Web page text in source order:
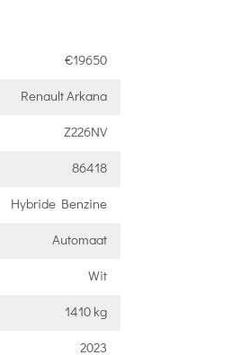
€19650
Renault Arkana
Z226NV
86418
Hybride Benzine
Automaat
Wit
1410 kg
2023